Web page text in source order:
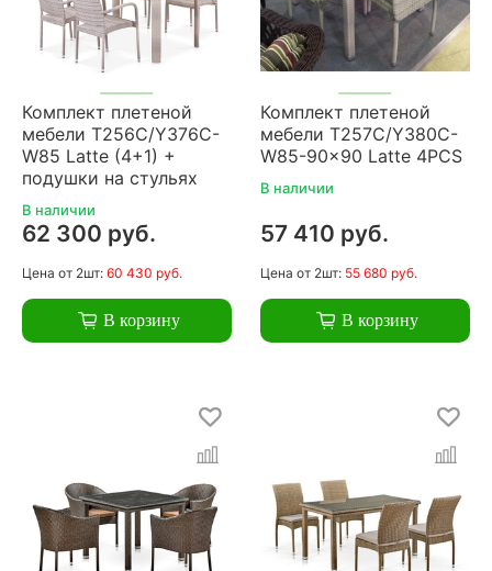
Комплект плетеной
мебели T256C/Y376C-
W85 Latte (4+1) +
подушки на стульях
В наличии
62 300 руб.
Цена от 2шт: 60 430 руб.
В корзину
Комплект плетеной
мебели T257C/Y380C-
W85-90x90 Latte 4PCS
В наличии
57 410 руб.
Цена от 2шт: 55 680 руб.
В корзину